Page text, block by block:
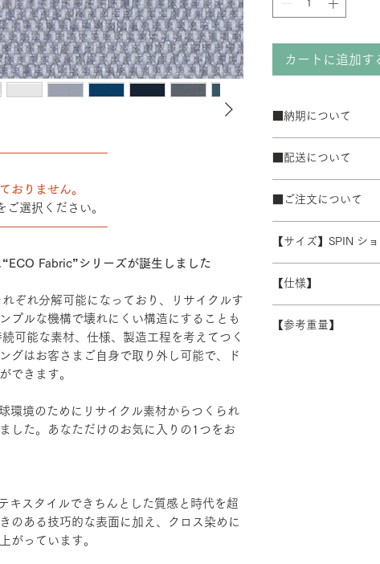
おりません。
ご選択ください。
Fabric”シリーズが誕生しました
ぞれ分解可能になっており、リサイクルす
プルな機構で壊れにくい構造にすることも
可能な素材、仕様、製造工程を考えてつく
グはお客さまご自身で取り外し可能で、ド
できます。
環境のためにリサイクル素材からつくられ
した。あなただけのお気に入りの1つをお
キスタイルできちんとした質感と時代を超
のある技巧的な表面に加え、クロス染めに
がっています。
カートに追加す
■納期について
ブラック粉体塗
50台以上の場合は要
て納期が変動するこ
■配送について
配送エリアによって
※数量によって配送
ます。 離島・一部
受注生産の為、配
す。詳細なお時間帯
できない場合がござ
■ご注文について
ズ等)、キャンセル
さい。
【サイズ】SPIN シ
【仕様】
シート：PP・モ
【参考重量】